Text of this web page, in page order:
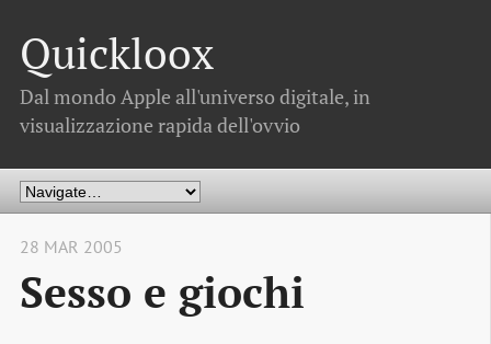
Quickloox
Dal mondo Apple all'universo digitale, in
visualizzazione rapida dell'ovvio
28 MAR 2005
Sesso e giochi